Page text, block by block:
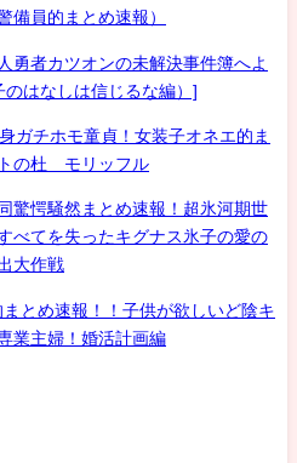
備員的まとめ速報）
勇者カツオンの未解決事件簿へよ
はなしは信じるな編）]
チホモ童貞！女装子オネエ的ま
の杜 モリッフル
驚愕騒然まとめ速報！超氷河期世
べてを失ったキグナス氷子の愛の
大作戦
とめ速報！！子供が欲しいど陰キ
業主婦！婚活計画編